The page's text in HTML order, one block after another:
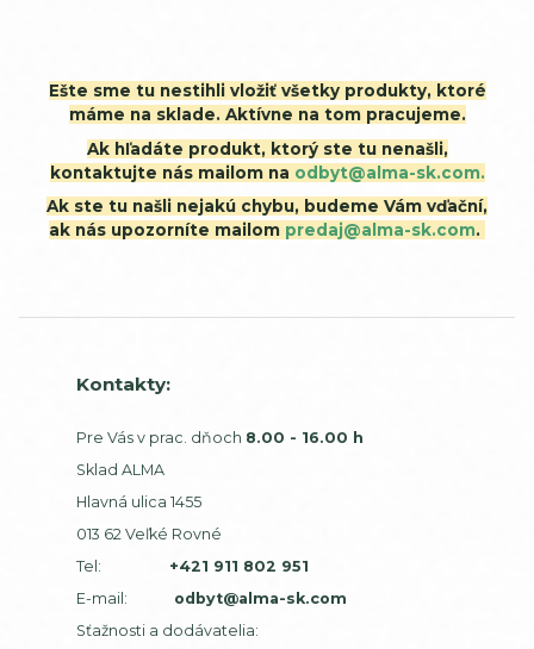
Ešte sme tu nestihli vložiť všetky produkty, ktoré
máme na sklade. Aktívne na tom pracujeme.
Ak hľadáte produkt, ktorý ste tu nenašli,
kontaktujte nás mailom na odbyt@alma-sk.com.
Ak ste tu našli nejakú chybu, budeme Vám vďační,
ak nás upozorníte mailom predaj@alma-sk.com.
Kontakty:
Pre Vás v prac. dňoch 8.00 - 16.00 h
Sklad ALMA
Hlavná ulica 1455
013 62 Veľké Rovné
Tel:
+421 911 802 951
E-mail: odbyt@alma-sk.com
Sťažnosti a dodávatelia: